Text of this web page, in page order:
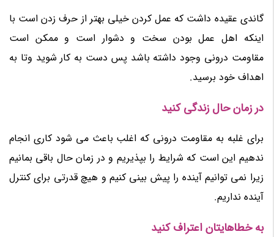
گاندی عقیده داشت که عمل کردن خیلی بهتر از حرف زدن است با
اینکه اهل عمل بودن سخت و دشوار است و ممکن است
مقاومت درونی وجود داشته باشد پس دست به کار شوید وتا به
اهداف خود برسید.
در زمان حال زندگی کنید
برای غلبه به مقاومت درونی که اغلب باعث می شود کاری انجام
ندهیم این است که شرایط را بپذیریم و در زمان حال باقی بمانیم
زیرا نمی توانیم آینده را پیش بینی کنیم و هیچ قدرتی برای کنترل
آینده نداریم.
به خطاهایتان اعتراف کنید